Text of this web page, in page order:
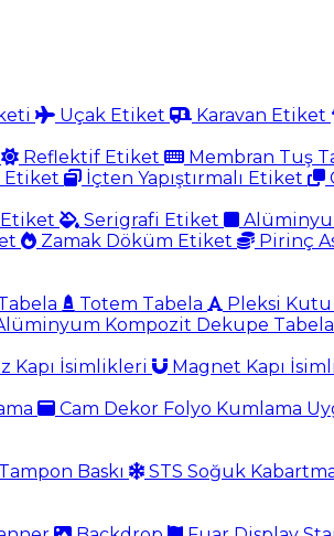
Uçak Etiket Karavan Etiket
Reflektif Etiket Membran Tuş
Etiket İçten Yapıştırmalı Etiket
Serigrafi Etiket
Zamak Döküm Etiket Pirinç
Totem Tabela Pleksi
Kompozit Dekupe Tabela
Kapı İsimlikleri Magnet Kapı
Cam Dekor Folyo Kumlama
Tampon Baskı STS Soğuk